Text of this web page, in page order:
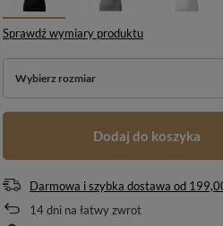
Sprawdź wymiary produktu
Wybierz rozmiar
Dodaj do koszyka
Darmowa i szybka dostawa od
14dni na łatwy zwrot